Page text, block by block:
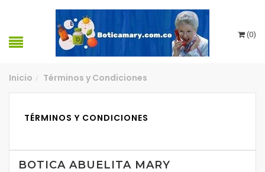
(0)
Inicio / Términos y Condiciones
TÉRMINOS Y CONDICIONES
BOTICA ABUELITA MARY